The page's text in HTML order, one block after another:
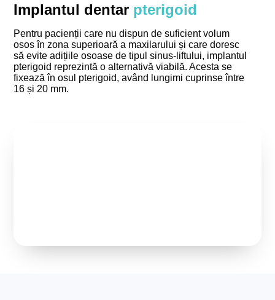
Implantul dentar pterigoid
Pentru pacienții care nu dispun de suficient volum
osos în zona superioară a maxilarului și care doresc
să evite adițiile osoase de tipul sinus-liftului, implantul
pterigoid reprezintă o alternativă viabilă. Acesta se
fixează în osul pterigoid, având lungimi cuprinse între
16 și 20 mm.